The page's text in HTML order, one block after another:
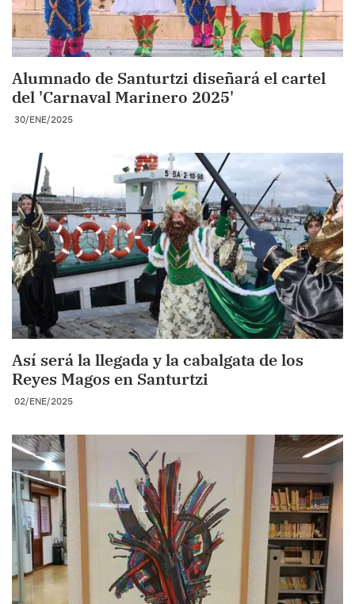
Alumnado de Santurtzi diseñará el cartel
del 'Carnaval Marinero 2025'
30/ENE/2025
Así será la llegada y la cabalgata de los
Reyes Magos en Santurtzi
02/ENE/2025